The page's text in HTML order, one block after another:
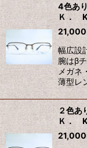
4色あ
Ｋ．
21,000
幅広設
腕はβ
メガネ
薄型レ
２色
Ｋ．
21,000